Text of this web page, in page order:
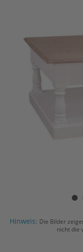
Hinweis: Die Bilder
nicht die